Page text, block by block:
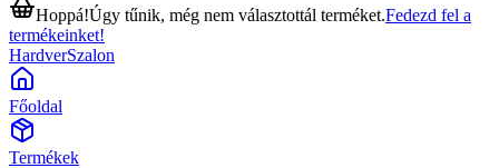
Hoppá!Úgy tűnik, még nem választottál terméket.Fedezd fel a
termékeinket!
HardverSzalon
Főoldal
Termékek